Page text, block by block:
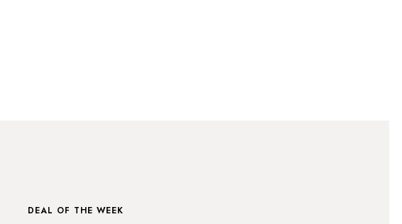
DEAL OF THE WEEK